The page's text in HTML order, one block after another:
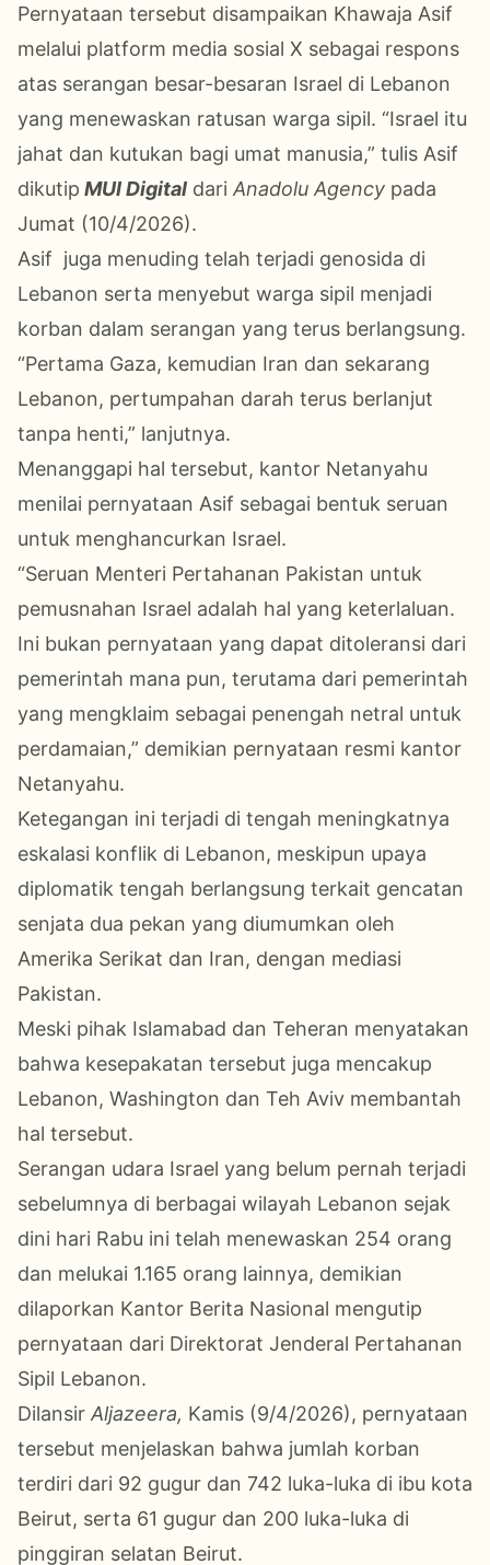
Pernyataan tersebut disampaikan Khawaja Asif
melalui platform media sosial X sebagai respons
atas serangan besar-besaran Israel di Lebanon
yang menewaskan ratusan warga sipil. “Israel itu
jahat dan kutukan bagi umat manusia,” tulis Asif
dikutip MUI Digital dari Anadolu Agency pada
Jumat (10/4/2026).
Asif juga menuding telah terjadi genosida di
Lebanon serta menyebut warga sipil menjadi
korban dalam serangan yang terus berlangsung.
“Pertama Gaza, kemudian Iran dan sekarang
Lebanon, pertumpahan darah terus berlanjut
tanpa henti,” lanjutnya.
Menanggapi hal tersebut, kantor Netanyahu
menilai pernyataan Asif sebagai bentuk seruan
untuk menghancurkan Israel.
“Seruan Menteri Pertahanan Pakistan untuk
pemusnahan Israel adalah hal yang keterlaluan.
Ini bukan pernyataan yang dapat ditoleransi dari
pemerintah mana pun, terutama dari pemerintah
yang mengklaim sebagai penengah netral untuk
perdamaian,” demikian pernyataan resmi kantor
Netanyahu.
Ketegangan ini terjadi di tengah meningkatnya
eskalasi konflik di Lebanon, meskipun upaya
diplomatik tengah berlangsung terkait gencatan
senjata dua pekan yang diumumkan oleh
Amerika Serikat dan Iran, dengan mediasi
Pakistan.
Meski pihak Islamabad dan Teheran menyatakan
bahwa kesepakatan tersebut juga mencakup
Lebanon, Washington dan Teh Aviv membantah
hal tersebut.
Serangan udara Israel yang belum pernah terjadi
sebelumnya di berbagai wilayah Lebanon sejak
dini hari Rabu ini telah menewaskan 254 orang
dan melukai 1.165 orang lainnya, demikian
dilaporkan Kantor Berita Nasional mengutip
pernyataan dari Direktorat Jenderal Pertahanan
Sipil Lebanon.
Dilansir Aljazeera, Kamis (9/4/2026), pernyataan
tersebut menjelaskan bahwa jumlah korban
terdiri dari 92 gugur dan 742 luka-luka di ibu kota
Beirut, serta 61 gugur dan 200 luka-luka di
pinggiran selatan Beirut.